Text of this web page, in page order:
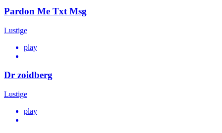
Pardon Me Txt Msg
Lustige
play
Dr zoidberg
Lustige
play